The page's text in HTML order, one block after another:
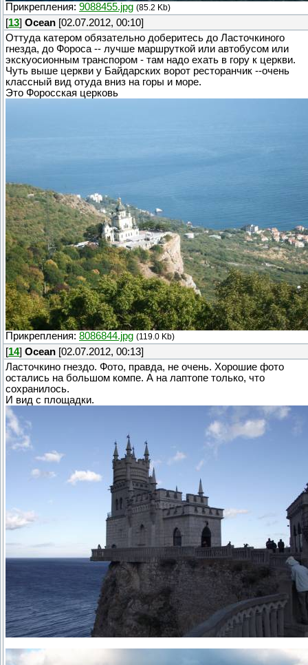
Прикрепления: 9088455.jpg (85.2 Kb)
[13] Ocean [02.07.2012, 00:10]
Оттуда катером обязательно доберитесь до Ласточкиного
гнезда, до Фороса -- лучше маршруткой или автобусом или
экскуосионным транспором - там надо ехать в гору к церкви.
Чуть выше церкви у Байдарских ворот ресторанчик --очень
классный вид отуда вниз на горы и море.
Это Форосская церковь
Прикрепления: 8086844.jpg (119.0 Kb)
[14] Ocean [02.07.2012, 00:13]
Ласточкино гнездо. Фото, правда, не очень. Хорошие фото
остались на большом компе. А на лаптопе только, что
сохранилось.
И вид с площадки.